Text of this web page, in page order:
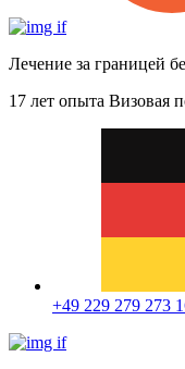
Лечение за границей
17 лет опыта Визовая
+49 229 279 273